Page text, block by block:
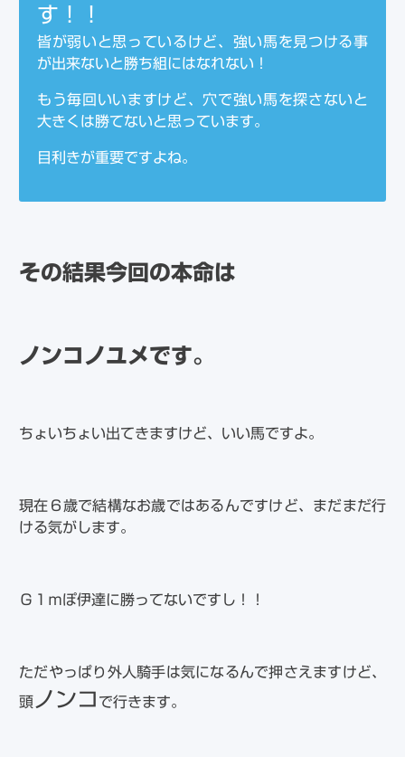
す！！
皆が弱いと思っているけど、強い馬を見つける事
が出来ないと勝ち組にはなれない！
もう毎回いいますけど、穴で強い馬を探さないと
大きくは勝てないと思っています。
目利きが重要ですよね。
その結果今回の本命は
ノンコノユメです。
ちょいちょい出てきますけど、いい馬ですよ。
現在６歳で結構なお歳ではあるんですけど、まだまだ行
ける気がします。
Ｇ１ｍぽ伊達に勝ってないですし！！
ただやっぱり外人騎手は気になるんで押さえますけど、
頭 ノンコ で行きます。